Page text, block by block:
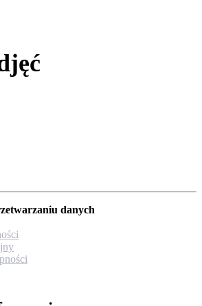
danych